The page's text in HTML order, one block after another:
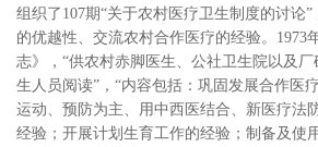
组织了107期“关于农村医疗卫生制度的讨论
的优越性、交流农村合作医疗的经验。1973
志》，“供农村赤脚医生、公社卫生院以及
生人员阅读”，“内容包括：巩固发展合作医
运动、预防为主、用中西医结合、新医疗法
经验；开展计划生育工作的经验；制备及使